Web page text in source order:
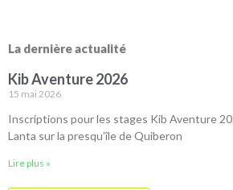
La dernière actualité
Kib Aventure 2026
15 mai 2026
Inscriptions pour les stages Kib Aventure
Lanta sur la presqu’île de Quiberon
Lire plus »